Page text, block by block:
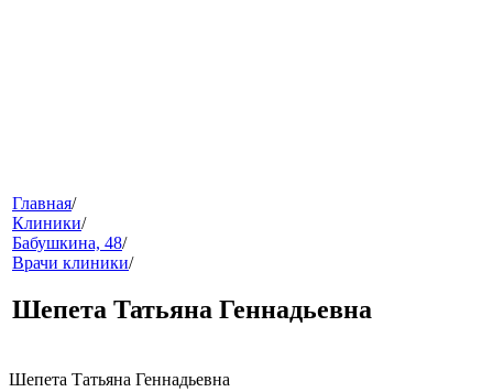
меню
Главная/
Клиники/
Бабушкина, 48/
Врачи клиники/
Шепета Татьяна Геннадьевна
Шепета Татьяна Геннадьевна